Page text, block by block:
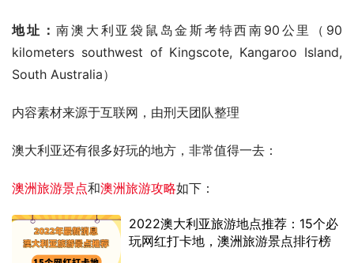
地址：南澳大利亚袋鼠岛金斯考特西南90公里（90
kilometers southwest of Kingscote, Kangaroo Island,
South Australia）
内容素材来源于互联网，由刑天团队整理
澳大利亚还有很多好玩的地方，非常值得一去：
澳洲旅游景点和澳洲旅游攻略如下：